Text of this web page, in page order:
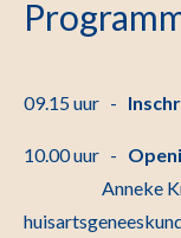
09.15 uur -
10.00 uur -
Anneke